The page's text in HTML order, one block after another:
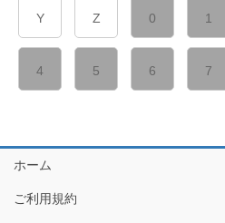
Y Z 0 1
4 5 6 7
ホーム
ご利用規約